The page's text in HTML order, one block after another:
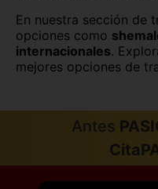
Sevilla
Tarragona
Valencia
Vizcaya
En nuestra sección de
opciones como
internacionales.
mejores opciones de
Antes